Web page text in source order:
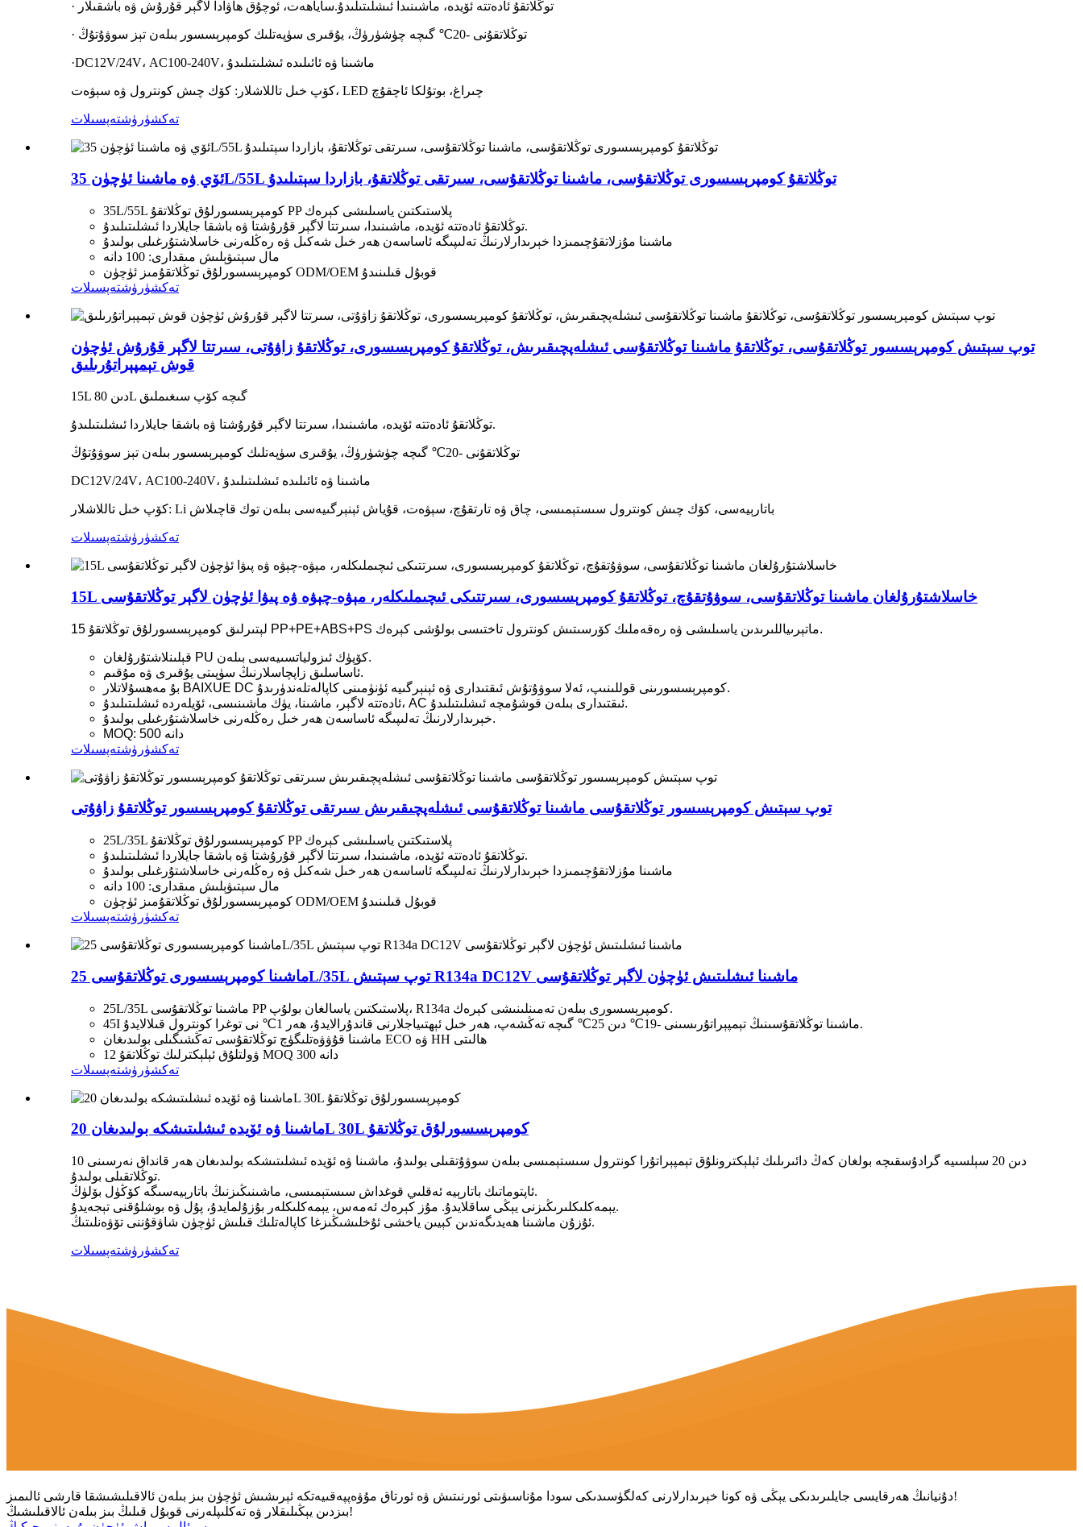
· توڭلاتقۇ ئادەتتە ئۆيدە، ماشىنىدا ئىشلىتىلىدۇ.ساياھەت، ئوچۇق ھاۋادا لاگېر قۇرۇش ۋە باشقىلار
· توڭلاتقۇنى -20℃ گىچە چۈشۈرۈڭ، يۇقىرى سۈپەتلىك كومپرېسسور بىلەن تېز سوۋۇتۇڭ
·DC12V/24V، AC100-240V، ماشىنا ۋە ئائىلىدە ئىشلىتىلىدۇ
كۆپ خىل تاللاشلار: كۆك چىش كونترول ۋە سېۋەت، LED چىراغ، بوتۇلكا ئاچقۇچ
تەكشۈرۈشتەپسىلات
ئۆي ۋە ماشىنا ئۈچۈن 35L/55L توڭلاتقۇ كومپرېسسورى توڭلاتقۇسى، ماشىنا توڭلاتقۇسى، سىرتقى توڭلاتقۇ، بازاردا سېتىلىدۇ
35L/55L كومپرېسسورلۇق توڭلاتقۇ PP پلاستىكتىن ياسىلىشى كېرەك
توڭلاتقۇ ئادەتتە ئۆيدە، ماشىنىدا، سىرتتا لاگېر قۇرۇشتا ۋە باشقا جايلاردا ئىشلىتىلىدۇ.
ماشىنا مۇزلاتقۇچىمىزدا خېرىدارلارنىڭ تەلىپىگە ئاساسەن ھەر خىل شەكىل ۋە رەڭلەرنى خاسلاشتۇرغىلى بولىدۇ
مال سېتىۋېلىش مىقدارى: 100 دانە
كومپرېسسورلۇق توڭلاتقۇمىز ئۈچۈن ODM/OEM قوبۇل قىلىنىدۇ
تەكشۈرۈشتەپسىلات
توپ سېتىش كومپرېسسور توڭلاتقۇسى، توڭلاتقۇ ماشىنا توڭلاتقۇسى ئىشلەپچىقىرىش، توڭلاتقۇ كومپرېسسورى، توڭلاتقۇ زاۋۇتى، سىرتتا لاگېر قۇرۇش ئۈچۈن
قوش تېمپېراتۇرىلىق
15L دىن 80L گىچە كۆپ سىغىملىق
توڭلاتقۇ ئادەتتە ئۆيدە، ماشىنىدا، سىرتتا لاگېر قۇرۇشتا ۋە باشقا جايلاردا ئىشلىتىلىدۇ.
توڭلاتقۇنى -20℃ گىچە چۈشۈرۈڭ، يۇقىرى سۈپەتلىك كومپرېسسور بىلەن تېز سوۋۇتۇڭ
DC12V/24V، AC100-240V، ماشىنا ۋە ئائىلىدە ئىشلىتىلىدۇ
كۆپ خىل تاللاشلار: Li باتارېيەسى، كۆك چىش كونترول سىستېمىسى، چاق ۋە تارتقۇچ، سېۋەت، قۇياش ئېنېرگىيەسى بىلەن توك قاچىلاش
تەكشۈرۈشتەپسىلات
15L خاسلاشتۇرۇلغان ماشىنا توڭلاتقۇسى، سوۋۇتقۇچ، توڭلاتقۇ كومپرېسسورى، سىرتتىكى ئىچىملىكلەر، مېۋە-چېۋە ۋە پىۋا ئۈچۈن لاگېر توڭلاتقۇسى
15 لېتىرلىق كومپرېسسورلۇق توڭلاتقۇ PP+PE+ABS+PS ماتېرىياللىرىدىن ياسىلىشى ۋە رەقەملىك كۆرسىتىش كونترول تاختىسى بولۇشى كېرەك.
قېلىنلاشتۇرۇلغان PU كۆپۈك ئىزولياتسىيەسى بىلەن.
ئاساسلىق زاپچاسلارنىڭ سۈپىتى يۇقىرى ۋە مۇقىم.
بۇ مەھسۇلاتلار BAIXUE DC كومپرېسسورىنى قوللىنىپ، ئەلا سوۋۇتۇش ئىقتىدارى ۋە ئېنېرگىيە ئۈنۈمىنى كاپالەتلەندۈرىدۇ.
ئادەتتە لاگېر، ماشىنا، يۈك ماشىنىسى، ئۆيلەردە ئىشلىتىلىدۇ، AC ئىقتىدارى بىلەن قوشۇمچە ئىشلىتىلىدۇ.
خېرىدارلارنىڭ تەلىپىگە ئاساسەن ھەر خىل رەڭلەرنى خاسلاشتۇرغىلى بولىدۇ.
MOQ: 500 دانە
تەكشۈرۈشتەپسىلات
توپ سېتىش كومپرېسسور توڭلاتقۇسى ماشىنا توڭلاتقۇسى ئىشلەپچىقىرىش سىرتقى توڭلاتقۇ كومپرېسسور توڭلاتقۇ زاۋۇتى
25L/35L كومپرېسسورلۇق توڭلاتقۇ PP پلاستىكتىن ياسىلىشى كېرەك
توڭلاتقۇ ئادەتتە ئۆيدە، ماشىنىدا، سىرتتا لاگېر قۇرۇشتا ۋە باشقا جايلاردا ئىشلىتىلىدۇ.
ماشىنا مۇزلاتقۇچىمىزدا خېرىدارلارنىڭ تەلىپىگە ئاساسەن ھەر خىل شەكىل ۋە رەڭلەرنى خاسلاشتۇرغىلى بولىدۇ
مال سېتىۋېلىش مىقدارى: 100 دانە
كومپرېسسورلۇق توڭلاتقۇمىز ئۈچۈن ODM/OEM قوبۇل قىلىنىدۇ
تەكشۈرۈشتەپسىلات
ماشىنا كومپرېسسورى توڭلاتقۇسى 25L/35L توپ سېتىش R134a DC12V ماشىنا ئىشلىتىش ئۈچۈن لاگېر توڭلاتقۇسى
25L/35L ماشىنا توڭلاتقۇسى PP پلاستىكتىن ياسالغان بولۇپ، R134a كومپرېسسورى بىلەن تەمىنلىنىشى كېرەك.
45I ماشىنا توڭلاتقۇسىنىڭ تېمپېراتۇرىسىنى -19℃ دىن 25℃ گىچە تەڭشەپ، ھەر خىل ئېھتىياجلارنى قاندۇرالايدۇ، ھەر 1℃ نى توغرا كونترول قىلالايدۇ.
ماشىنا قۇۋۋەتلىگۈچ توڭلاتقۇسى تەڭشىگىلى بولىدىغان ECO ۋە HH ھالىتى
12 ۋولتلۇق ئېلېكترلىك توڭلاتقۇ MOQ 300 دانە
تەكشۈرۈشتەپسىلات
ماشىنا ۋە ئۆيدە ئىشلىتىشكە بولىدىغان 20L 30L كومپرېسسورلۇق توڭلاتقۇ
10 دىن 20 سېلسىيە گرادۇسقىچە بولغان كەڭ دائىرىلىك ئېلېكترونلۇق تېمپېراتۇرا كونترول سىستېمىسى بىلەن سوۋۇتقىلى بولىدۇ، ماشىنا ۋە ئۆيدە ئىشلىتىشكە بولىدىغان ھەر قانداق نەرسىنى
توڭلاتقىلى بولىدۇ.
ئاپتوماتىك باتارېيە ئەقلىي قوغداش سىستېمىسى، ماشىنىڭىزنىڭ باتارېيەسىگە كۆڭۈل بۆلۈڭ.
يېمەكلىكلىرىڭىزنى يېڭى ساقلايدۇ. مۇز كېرەك ئەمەس، يېمەكلىكلەر بۇزۇلمايدۇ، پۇل ۋە بوشلۇقنى تېجەيدۇ.
ئۇزۇن ماشىنا ھەيدىگەندىن كېيىن ياخشى ئۇخلىشىڭىزغا كاپالەتلىك قىلىش ئۈچۈن شاۋقۇننى تۆۋەنلىتىڭ.
تەكشۈرۈشتەپسىلات
دۇنيانىڭ ھەرقايسى جايلىرىدىكى يېڭى ۋە كونا خېرىدارلارنى كەلگۈسىدىكى سودا مۇناسىۋىتى ئورنىتىش ۋە ئورتاق مۇۋەپپەقىيەتكە ئېرىشىش ئۈچۈن بىز بىلەن ئالاقىلىشىشقا قارشى ئالىمىز!
بىزدىن يېڭىلىقلار ۋە تەكلىپلەرنى قوبۇل قىلىڭ بىز بىلەن ئالاقىلىشىڭ!